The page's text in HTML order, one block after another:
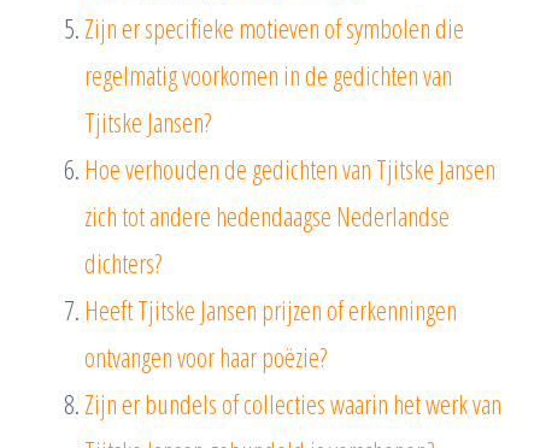
Zijn er specifieke motieven of symbolen die
regelmatig voorkomen in de gedichten van
Tjitske Jansen?
Hoe verhouden de gedichten van Tjitske Jansen
zich tot andere hedendaagse Nederlandse
dichters?
Heeft Tjitske Jansen prijzen of erkenningen
ontvangen voor haar poëzie?
Zijn er bundels of collecties waarin het werk van